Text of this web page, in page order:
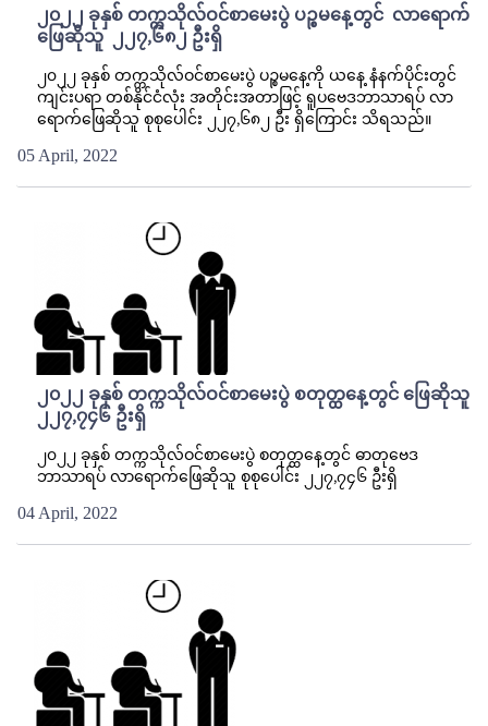
၂၀၂၂ ခုနှစ် တက္ကသိုလ်ဝင်စာမေးပွဲ ပဉ္စမနေ့တွင် လာရောက်
ဖြေဆိုသူ ၂၂၇,၆၈၂ ဦးရှိ
၂၀၂၂ ခုနှစ် တက္ကသိုလ်ဝင်စာမေးပွဲ ပဉ္စမနေ့ကို ယနေ့ နံနက်ပိုင်းတွင်
ကျင်းပရာ တစ်နိုင်ငံလုံး အတိုင်းအတာဖြင့် ရူပဗေဒဘာသာရပ် လာ
ရောက်ဖြေဆိုသူ စုစုပေါင်း ၂၂၇,၆၈၂ ဦး ရှိကြောင်း သိရသည်။
05 April, 2022
၂၀၂၂ ခုနှစ် တက္ကသိုလ်ဝင်စာမေးပွဲ စတုတ္ထနေ့တွင် ဖြေဆိုသူ
၂၂၇,၇၄၆ ဦးရှိ
၂၀၂၂ ခုနှစ် တက္ကသိုလ်ဝင်စာမေးပွဲ စတုတ္ထနေ့တွင် ဓာတုဗေဒ
ဘာသာရပ် လာရောက်ဖြေဆိုသူ စုစုပေါင်း ၂၂၇,၇၄၆ ဦးရှိ
04 April, 2022